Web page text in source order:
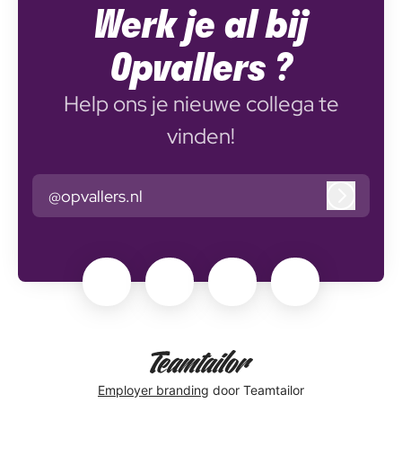
Werk je al bij
Opvallers ?
Help ons je nieuwe collega te
vinden!
@opvallers.nl
Employer branding door Teamtailor